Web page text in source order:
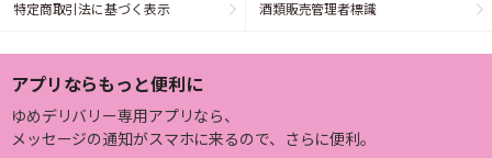
特定商取引法に基づく表示 酒類販売管理者標識
アプリならもっと便利に
ゆめデリバリー専用アプリなら、
メッセージの通知がスマホに来るので、さらに便利。